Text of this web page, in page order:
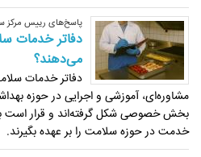
پاسخ‌های رییس مرکز
دفاتر خدمات
می‌دهند؟
دفاتر خدمات
مشاوره‌ای، آموزشی و اجرایی در حوزه
بخش خصوصی شکل گرفته‌اند و قرار است به
خدمت در حوزه سلامت را بر عهده بگیرند.